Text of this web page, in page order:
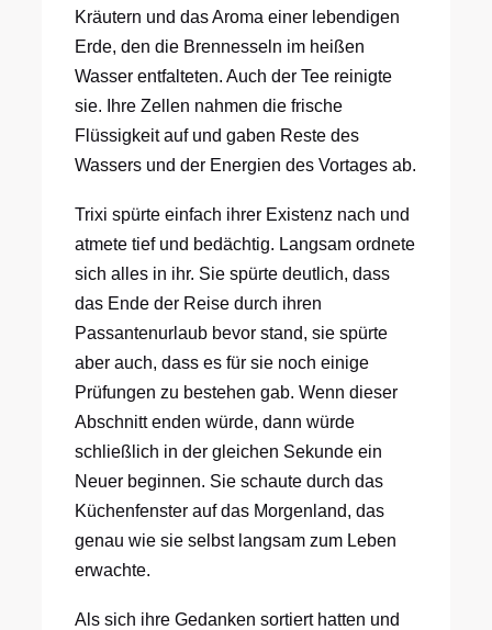
Kräutern und das Aroma einer lebendigen
Erde, den die Brennesseln im heißen
Wasser entfalteten. Auch der Tee reinigte
sie. Ihre Zellen nahmen die frische
Flüssigkeit auf und gaben Reste des
Wassers und der Energien des Vortages ab.
Trixi spürte einfach ihrer Existenz nach und
atmete tief und bedächtig. Langsam ordnete
sich alles in ihr. Sie spürte deutlich, dass
das Ende der Reise durch ihren
Passantenurlaub bevor stand, sie spürte
aber auch, dass es für sie noch einige
Prüfungen zu bestehen gab. Wenn dieser
Abschnitt enden würde, dann würde
schließlich in der gleichen Sekunde ein
Neuer beginnen. Sie schaute durch das
Küchenfenster auf das Morgenland, das
genau wie sie selbst langsam zum Leben
erwachte.
Als sich ihre Gedanken sortiert hatten und